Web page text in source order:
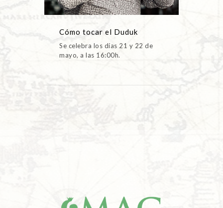
Cómo tocar el Duduk
Se celebra los días 21 y 22 de
mayo, a las 16:00h.